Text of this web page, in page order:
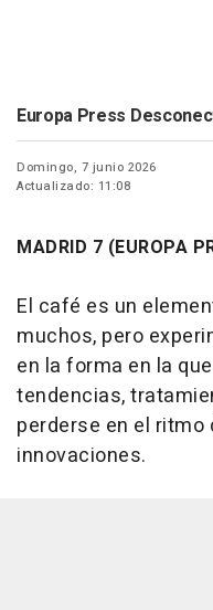
Europa Press
Domingo, 7 junio 2026
Actualizado: 11:08
MADRID 7 (EUROPA
El café es un
muchos, pero
en la forma en la
tendencias,
perderse en el ritmo
innovaciones.